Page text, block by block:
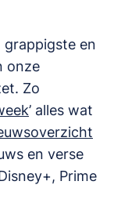
grappigste en
onze
Zo
’ alles wat
en verse
Prime